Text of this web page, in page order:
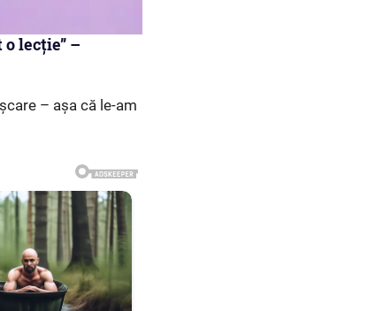
lecție” –
– așa că le-am